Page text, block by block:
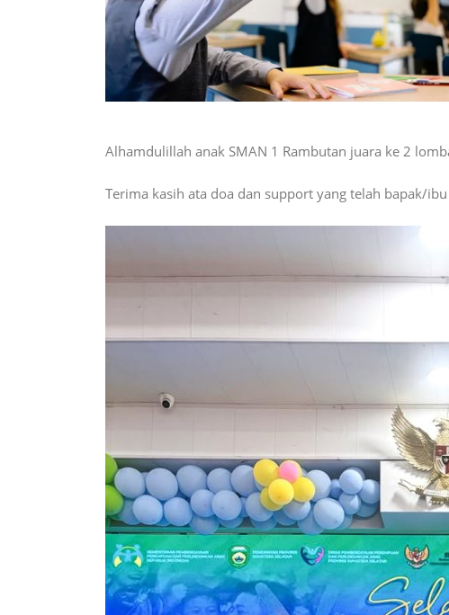
Alhamdulillah anak SMAN 1 Rambutan juara ke 2
Terima kasih ata doa dan support yang telah bapak/